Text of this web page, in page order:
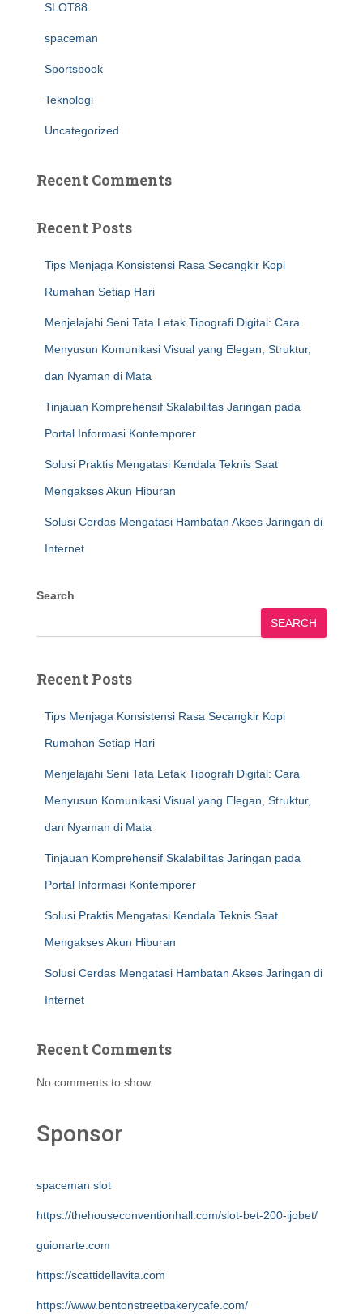
SLOT88
spaceman
Sportsbook
Teknologi
Uncategorized
Recent Comments
Recent Posts
Tips Menjaga Konsistensi Rasa Secangkir Kopi
Rumahan Setiap Hari
Menjelajahi Seni Tata Letak Tipografi Digital: Cara
Menyusun Komunikasi Visual yang Elegan, Struktur,
dan Nyaman di Mata
Tinjauan Komprehensif Skalabilitas Jaringan pada
Portal Informasi Kontemporer
Solusi Praktis Mengatasi Kendala Teknis Saat
Mengakses Akun Hiburan
Solusi Cerdas Mengatasi Hambatan Akses Jaringan di
Internet
Search
SEARCH
Recent Posts
Tips Menjaga Konsistensi Rasa Secangkir Kopi
Rumahan Setiap Hari
Menjelajahi Seni Tata Letak Tipografi Digital: Cara
Menyusun Komunikasi Visual yang Elegan, Struktur,
dan Nyaman di Mata
Tinjauan Komprehensif Skalabilitas Jaringan pada
Portal Informasi Kontemporer
Solusi Praktis Mengatasi Kendala Teknis Saat
Mengakses Akun Hiburan
Solusi Cerdas Mengatasi Hambatan Akses Jaringan di
Internet
Recent Comments
No comments to show.
Sponsor
spaceman slot
https://thehouseconventionhall.com/slot-bet-200-ijobet/
guionarte.com
https://scattidellavita.com
https://www.bentonstreetbakerycafe.com/